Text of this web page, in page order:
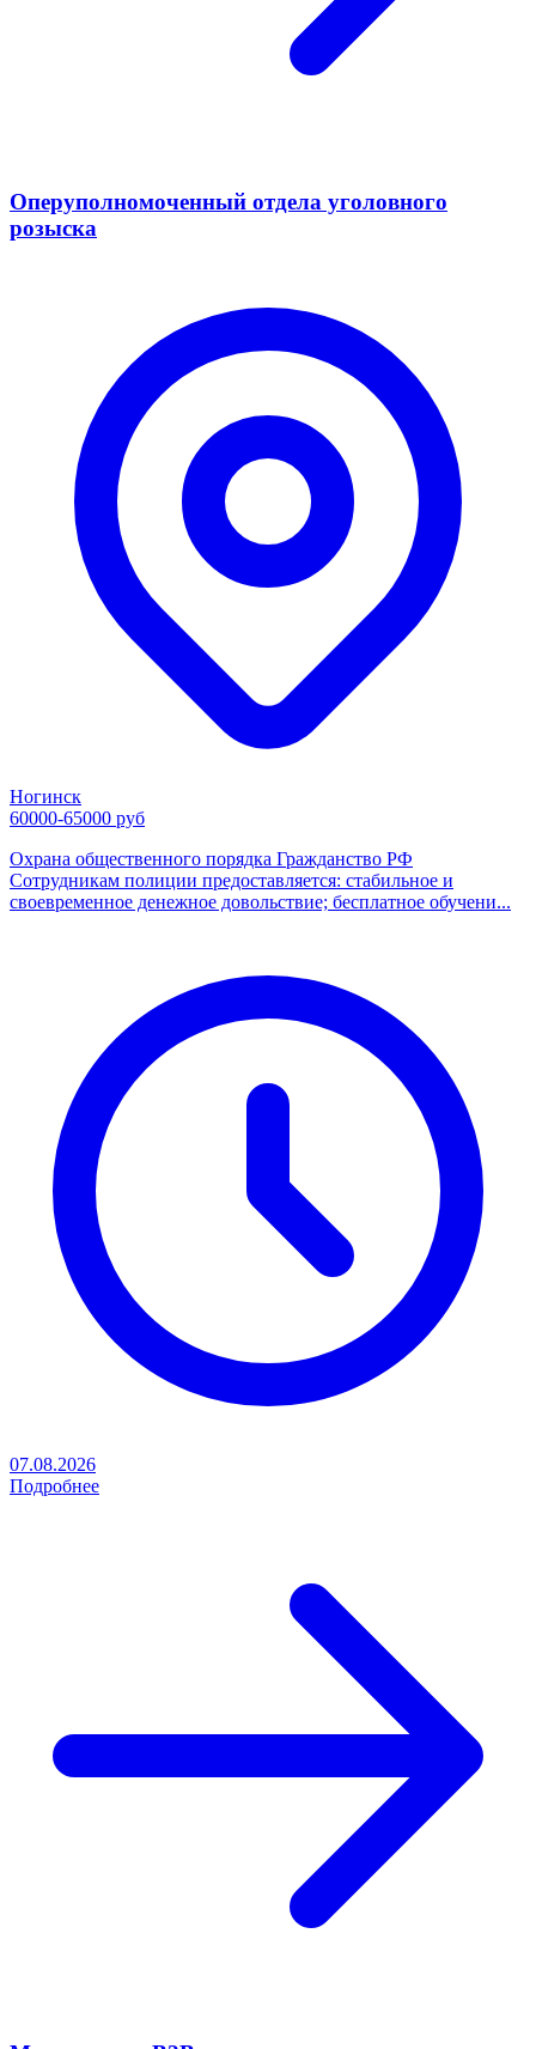
Оперуполномоченный отдела уголовного
розыска
Ногинск
60000-65000 руб
Охрана общественного порядка Гражданство РФ
Сотрудникам полиции предоставляется: стабильное и
своевременное денежное довольствие; бесплатное обучени...
07.08.2026
Подробнее